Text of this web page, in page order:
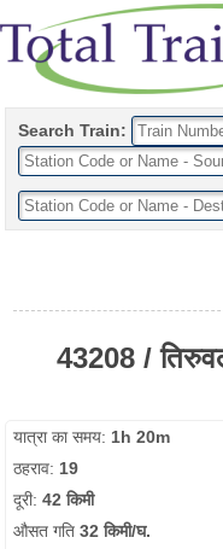
Search Train:
43208 /
यात्रा का समय: 1h 20m
ठहराव: 19
दूरी:42 किमी
औसत गति32 किमी/घ.